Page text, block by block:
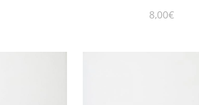
8,00€